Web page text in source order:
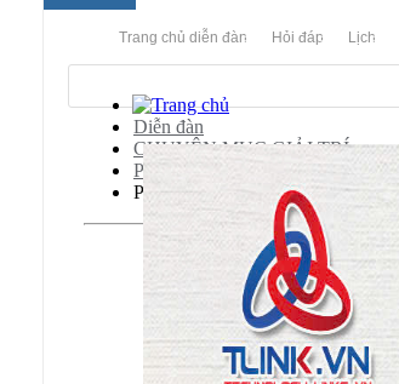
Trang chủ diễn đàn Hỏi đáp Lịch
Diễn đàn
CHUYÊN MỤC GIẢI TRÍ
Phim Ảnh - Video
Phim Kinh Dị